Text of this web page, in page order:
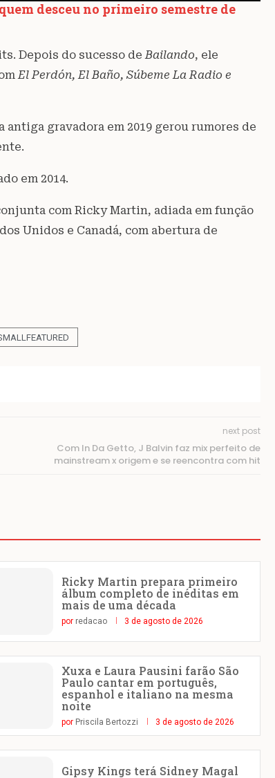
desceu no primeiro semestre de
Depois do sucesso deBailando, ele
El Perdón, El Baño, Súbeme La Radio e
gravadora em 2019 gerou rumores de
em 2014.
com Ricky Martin, adiada em função
Unidos e Canadá, com abertura de
next post
Com In Da Getto, J Balvin faz mix perfeito de
mainstream x origem e se reencontra com hit
Ricky Martin prepara primeiro
álbum completo de inéditas em
mais de uma década
por redacao 3 de agosto de 2026
Xuxa e Laura Pausini farão São
Paulo cantar em português,
espanhol e italiano na mesma
noite
por Priscila Bertozzi 3 de agosto de 2026
Gipsy Kings terá Sidney Magal